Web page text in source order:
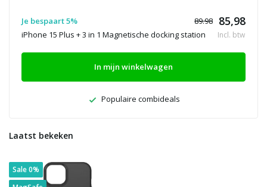
Je bespaart 5% 89.98 85,98
iPhone 15 Plus + 3 in 1 Magnetische docking station Incl. btw
In mijn winkelwagen
Populaire combideals
Laatst bekeken
Sale 0%